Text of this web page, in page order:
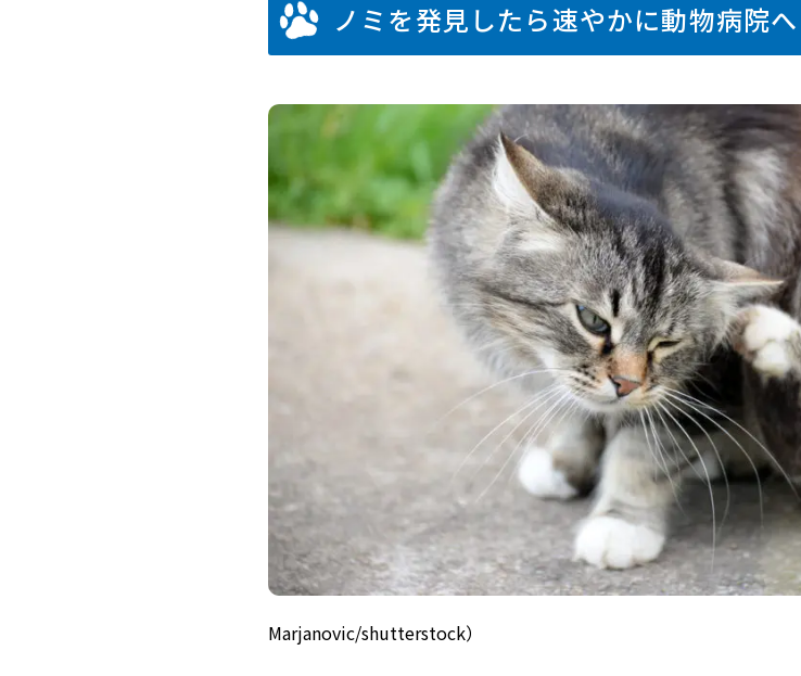
ノミを発見したら速やかに動物病院へ
Marjanovic/shutterstock）